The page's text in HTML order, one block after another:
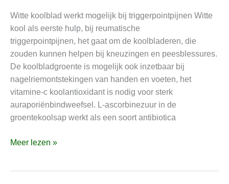
Witte koolblad werkt mogelijk bij triggerpointpijnen Witte
kool als eerste hulp, bij reumatische
triggerpointpijnen, het gaat om de koolbladeren, die
zouden kunnen helpen bij kneuzingen en peesblessures.
De koolbladgroente is mogelijk ook inzetbaar bij
nagelriemontstekingen van handen en voeten, het
vitamine-c koolantioxidant is nodig voor sterk
auraporiënbindweefsel. L-ascorbinezuur in de
groentekoolsap werkt als een soort antibiotica
peesblessures,
onrustbenen
en
nagelriemontstekingen
Meer lezen »